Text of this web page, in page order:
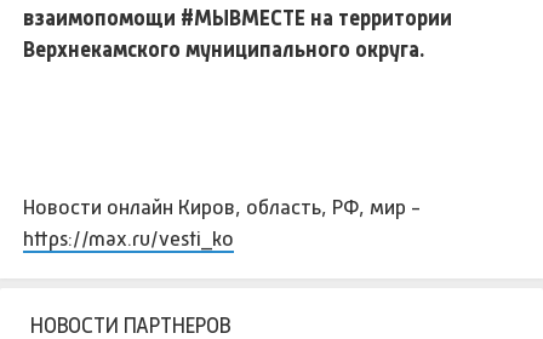
взаимопомощи #МЫВМЕСТЕ на территории
Верхнекамского муниципального округа.
Новости онлайн Киров, область, РФ, мир -
https://max.ru/vesti_ko
НОВОСТИ ПАРТНЕРОВ